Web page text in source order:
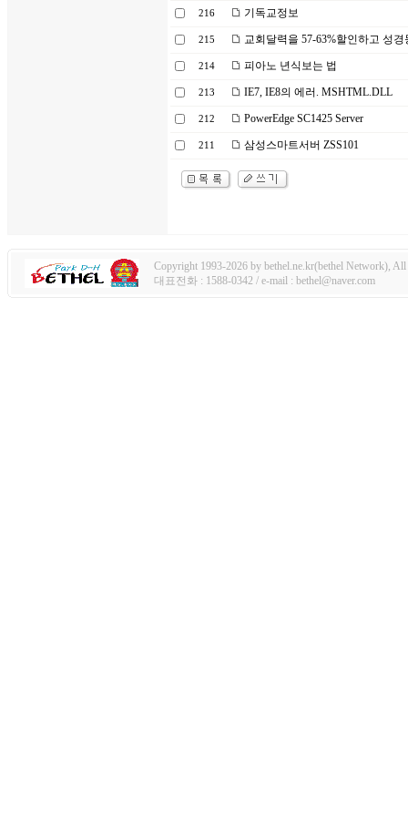
216 기독교정보
215 교회달력을 57-63%할인하고 성
214 피아노 년식보는 법
213 IE7, IE8의 에러. MSHTML.DLL
212 PowerEdge SC1425 Server
211 삼성스마트서버 ZSS101
Copyright 1993-2026 by bethel.ne.kr(bethel Network), All
대표전화 : 1588-0342 / e-mail : bethel@naver.com